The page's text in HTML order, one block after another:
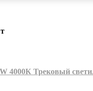
4000К Трековый